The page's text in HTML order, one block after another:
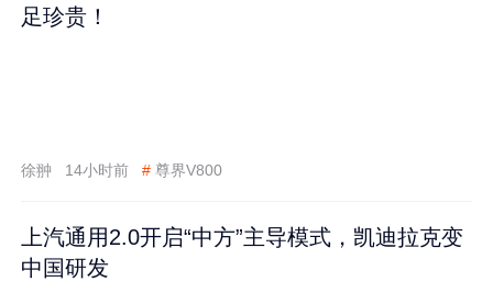
足珍贵！
徐翀 14小时前 # 尊界V800
上汽通用2.0开启“中方”主导模式，凯迪拉克变
中国研发